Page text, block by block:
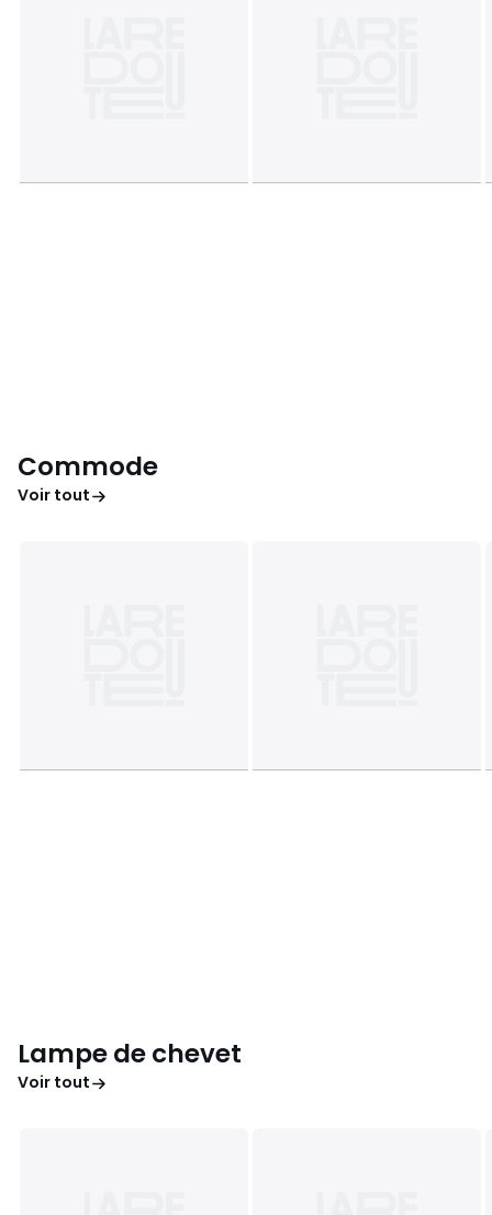
Commode
Voir tout
Lampe de chevet
Voir tout